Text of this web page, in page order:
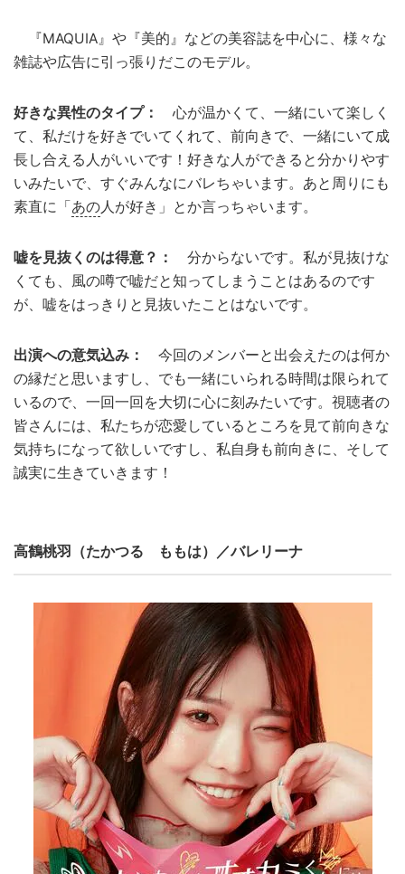
『MAQUIA』や『美的』などの美容誌を中心に、様々な
雑誌や広告に引っ張りだこのモデル。
好きな異性のタイプ：
心が温かくて、一緒にいて楽しく
て、私だけを好きでいてくれて、前向きで、一緒にいて成
長し合える人がいいです！好きな人ができると分かりやす
いみたいで、すぐみんなにバレちゃいます。あと周りにも
素直に「あの 人が好き」とか言っちゃいます。
嘘を見抜くのは得意？：
分からないです。私が見抜けな
くても、風の噂で嘘だと知ってしまうことはあるのです
が、嘘をはっきりと見抜いたことはないです。
出演への意気込み： 今回のメンバーと出会えたのは何か
の縁だと思いますし、でも一緒にいられる時間は限られて
いるので、一回一回を大切に心に刻みたいです。視聴者の
皆さんには、私たちが恋愛しているところを見て前向きな
気持ちになって欲しいですし、私自身も前向きに、そして
誠実に生きていきます！
高鶴桃羽（たかつる ももは）／バレリーナ